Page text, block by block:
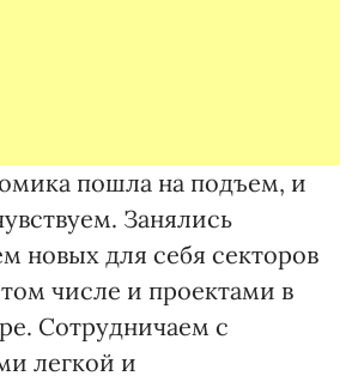
пошла на подъем, и
Занялись
новых для себя секторов
числе и проектами в
Сотрудничаем с
легкой и